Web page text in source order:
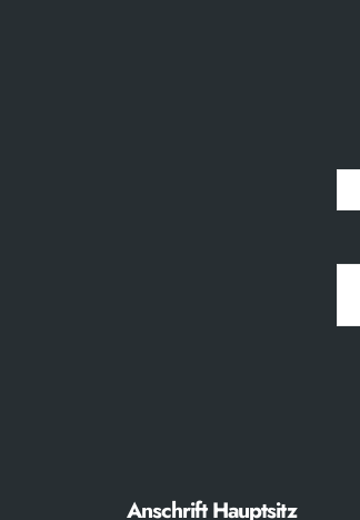
Anschrift Hauptsitz